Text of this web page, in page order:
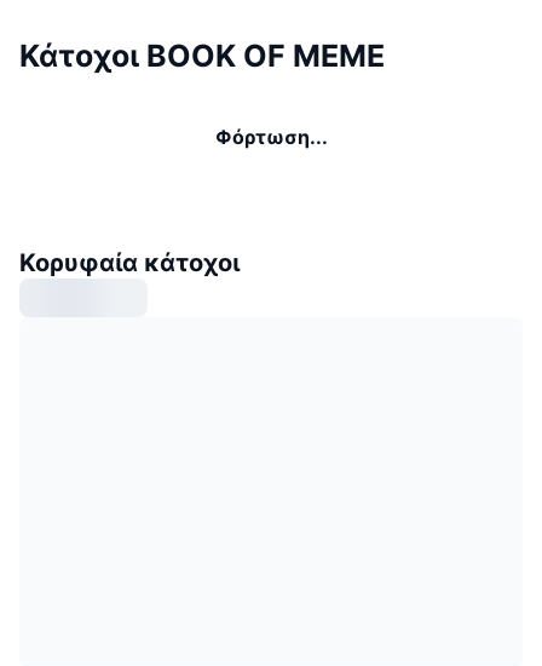
Κάτοχοι BOOK OF MEME
Φόρτωση...
Κορυφαία κάτοχοι